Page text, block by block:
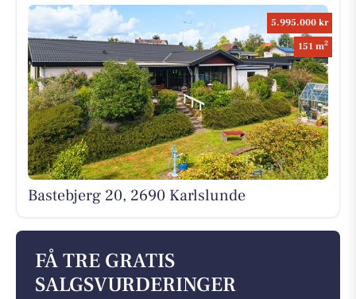
5.995.000 kr
151 m2
Bastebjerg 20, 2690 Karlslunde
FÅ TRE GRATIS
SALGSVURDERINGER